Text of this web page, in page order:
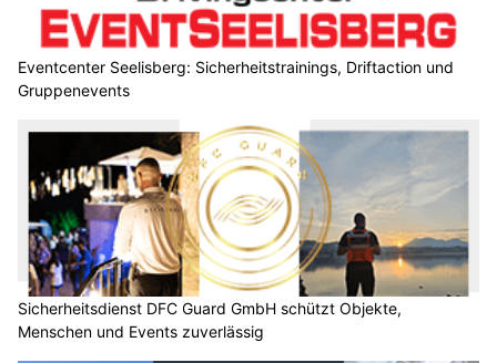
Eventcenter Seelisberg: Sicherheitstrainings, Driftaction und
Gruppenevents
Sicherheitsdienst DFC Guard GmbH schützt Objekte,
Menschen und Events zuverlässig